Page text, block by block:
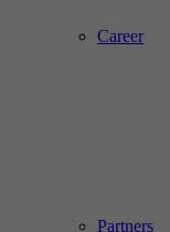
Career
Partners